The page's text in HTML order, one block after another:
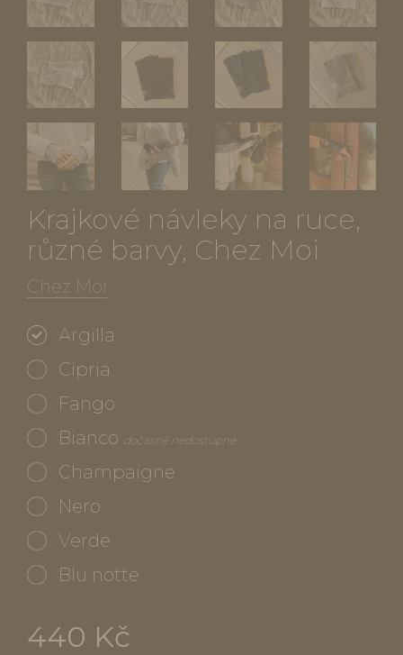
Krajkové návleky na ruce,
různé barvy, Chez Moi
Chez Moi
Argilla
Cipria
Fango
Bianco
dočasně nedostupné
Champaigne
Nero
Verde
Blu notte
440 Kč